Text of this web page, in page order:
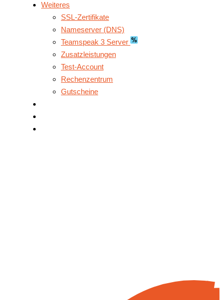
Weiteres
SSL-Zertifikate
Nameserver (DNS)
Teamspeak 3 Server
Zusatzleistungen
Test-Account
Rechenzentrum
Gutscheine